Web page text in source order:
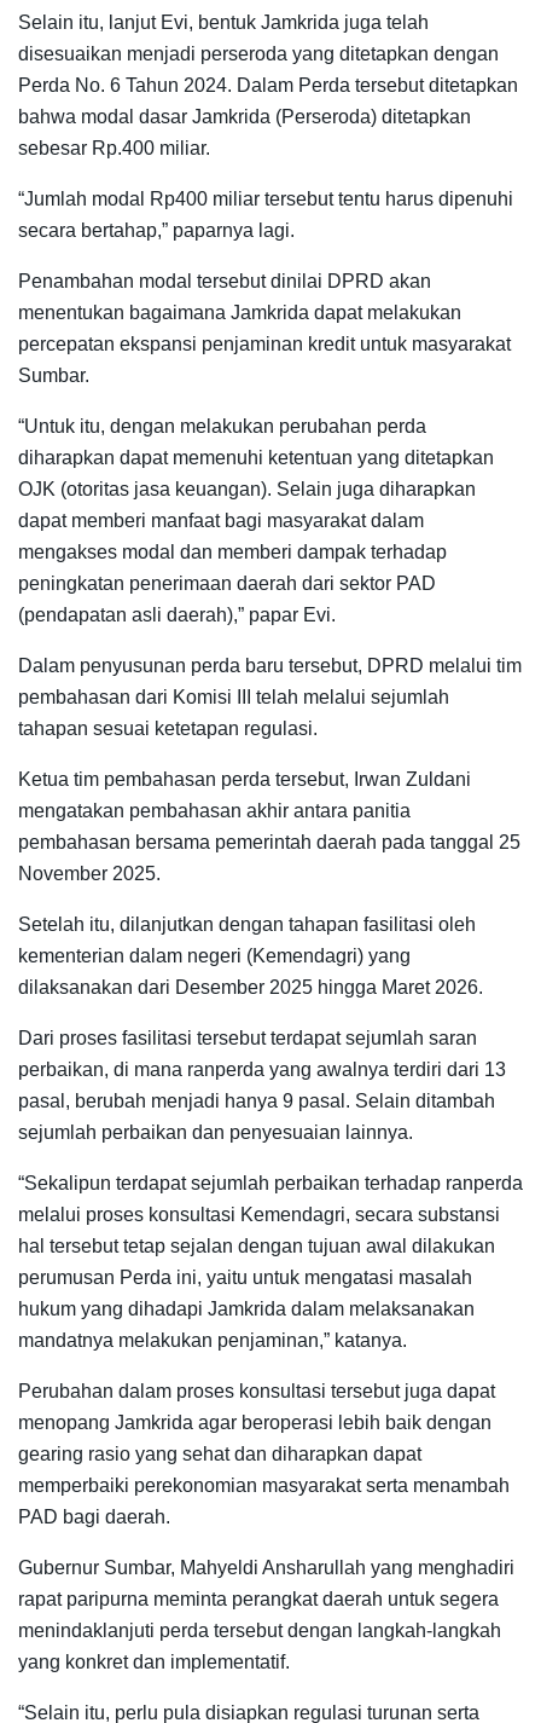
Selain itu, lanjut Evi, bentuk Jamkrida juga telah
disesuaikan menjadi perseroda yang ditetapkan dengan
Perda No. 6 Tahun 2024. Dalam Perda tersebut ditetapkan
bahwa modal dasar Jamkrida (Perseroda) ditetapkan
sebesar Rp.400 miliar.
“Jumlah modal Rp400 miliar tersebut tentu harus dipenuhi
secara bertahap,” paparnya lagi.
Penambahan modal tersebut dinilai DPRD akan
menentukan bagaimana Jamkrida dapat melakukan
percepatan ekspansi penjaminan kredit untuk masyarakat
Sumbar.
“Untuk itu, dengan melakukan perubahan perda
diharapkan dapat memenuhi ketentuan yang ditetapkan
OJK (otoritas jasa keuangan). Selain juga diharapkan
dapat memberi manfaat bagi masyarakat dalam
mengakses modal dan memberi dampak terhadap
peningkatan penerimaan daerah dari sektor PAD
(pendapatan asli daerah),” papar Evi.
Dalam penyusunan perda baru tersebut, DPRD melalui tim
pembahasan dari Komisi III telah melalui sejumlah
tahapan sesuai ketetapan regulasi.
Ketua tim pembahasan perda tersebut, Irwan Zuldani
mengatakan pembahasan akhir antara panitia
pembahasan bersama pemerintah daerah pada tanggal 25
November 2025.
Setelah itu, dilanjutkan dengan tahapan fasilitasi oleh
kementerian dalam negeri (Kemendagri) yang
dilaksanakan dari Desember 2025 hingga Maret 2026.
Dari proses fasilitasi tersebut terdapat sejumlah saran
perbaikan, di mana ranperda yang awalnya terdiri dari 13
pasal, berubah menjadi hanya 9 pasal. Selain ditambah
sejumlah perbaikan dan penyesuaian lainnya.
“Sekalipun terdapat sejumlah perbaikan terhadap ranperda
melalui proses konsultasi Kemendagri, secara substansi
hal tersebut tetap sejalan dengan tujuan awal dilakukan
perumusan Perda ini, yaitu untuk mengatasi masalah
hukum yang dihadapi Jamkrida dalam melaksanakan
mandatnya melakukan penjaminan,” katanya.
Perubahan dalam proses konsultasi tersebut juga dapat
menopang Jamkrida agar beroperasi lebih baik dengan
gearing rasio yang sehat dan diharapkan dapat
memperbaiki perekonomian masyarakat serta menambah
PAD bagi daerah.
Gubernur Sumbar, Mahyeldi Ansharullah yang menghadiri
rapat paripurna meminta perangkat daerah untuk segera
menindaklanjuti perda tersebut dengan langkah-langkah
yang konkret dan implementatif.
“Selain itu, perlu pula disiapkan regulasi turunan serta